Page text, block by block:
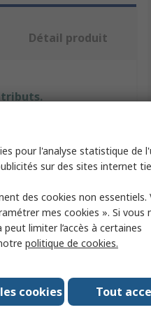
Détail produit
SMC
12mm
6
Polypropylène
TM
pour l'analyse statistique de
sur des sites internet
des cookies non essentiels.
mes cookies ». Si vous
limiter l’accès à certaines
politique de cookies.
Tout
cookies